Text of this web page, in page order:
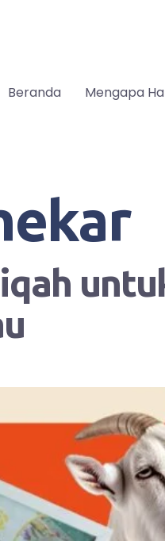
Beranda Mengapa